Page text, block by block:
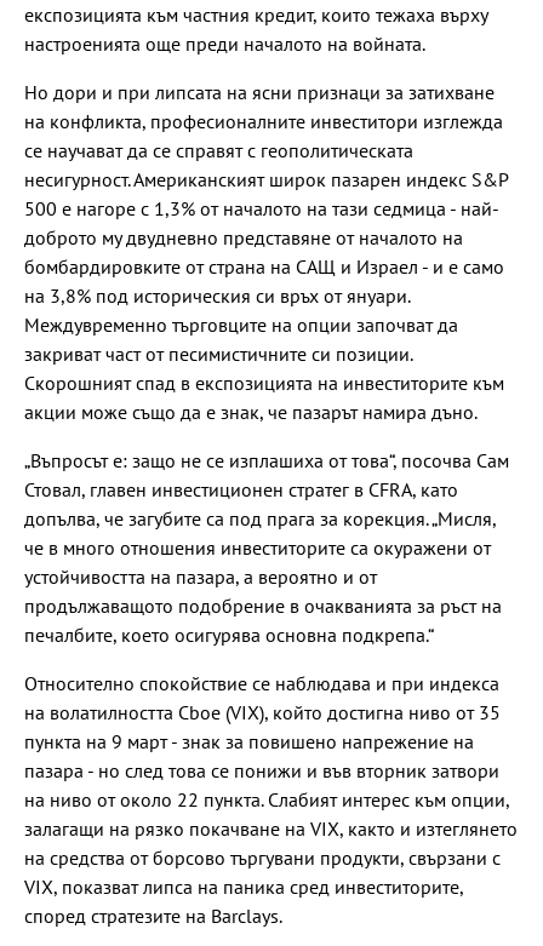
експозицията към частния кредит, които тежаха върху
настроенията още преди началото на войната.
Но дори и при липсата на ясни признаци за затихване
на конфликта, професионалните инвеститори изглежда
се научават да се справят с геополитическата
несигурност. Американският широк пазарен индекс S&P
500 е нагоре с 1,3% от началото на тази седмица - най-
доброто му двудневно представяне от началото на
бомбардировките от страна на САЩ и Израел - и е само
на 3,8% под историческия си връх от януари.
Междувременно търговците на опции започват да
закриват част от песимистичните си позиции.
Скорошният спад в експозицията на инвеститорите към
акции може също да е знак, че пазарът намира дъно.
„Въпросът е: защо не се изплашиха от това“, посочва Сам
Стовал, главен инвестиционен стратег в CFRA, като
допълва, че загубите са под прага за корекция. „Мисля,
че в много отношения инвеститорите са окуражени от
устойчивостта на пазара, а вероятно и от
продължаващото подобрение в очакванията за ръст на
печалбите, което осигурява основна подкрепа.“
Относително спокойствие се наблюдава и при индекса
на волатилността Cboe (VIX), който достигна ниво от 35
пункта на 9 март - знак за повишено напрежение на
пазара - но след това се понижи и във вторник затвори
на ниво от около 22 пункта. Слабият интерес към опции,
залагащи на рязко покачване на VIX, както и изтеглянето
на средства от борсово търгувани продукти, свързани с
VIX, показват липса на паника сред инвеститорите,
според стратезите на Barclays.